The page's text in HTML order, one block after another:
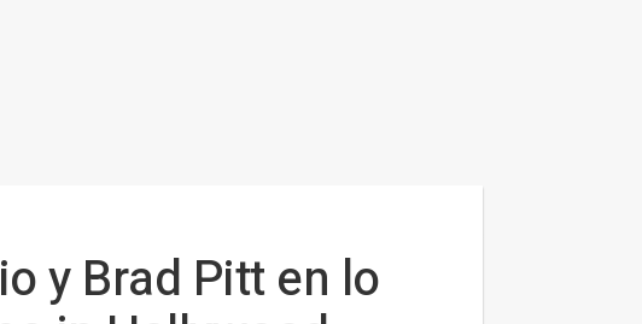
y Brad Pitt en lo